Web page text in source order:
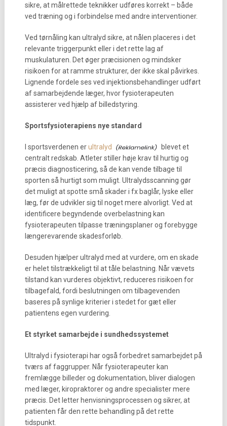
sikre, at målrettede teknikker udføres korrekt – både
ved træning og i forbindelse med andre interventioner.
Ved tørnåling kan ultralyd sikre, at nålen placeres i det
relevante triggerpunkt eller i det rette lag af
muskulaturen. Det øger præcisionen og mindsker
risikoen for at ramme strukturer, der ikke skal påvirkes.
Lignende fordele ses ved injektionsbehandlinger udført
af samarbejdende læger, hvor fysioterapeuten
assisterer ved hjælp af billedstyring.
Sportsfysioterapiens nye standard
I sportsverdenen erultralyd
blevet et
centralt redskab. Atleter stiller høje krav til hurtig og
præcis diagnosticering, så de kan vende tilbage til
sporten så hurtigt som muligt. Ultralydsscanning gør
det muligt at spotte små skader i fx baglår, lyske eller
læg, før de udvikler sig til noget mere alvorligt. Ved at
identificere begyndende overbelastning kan
fysioterapeuten tilpasse træningsplaner og forebygge
længerevarende skadesforløb.
Desuden hjælper ultralyd med at vurdere, om en skade
er helet tilstrækkeligt til at tåle belastning. Når vævets
tilstand kan vurderes objektivt, reduceres risikoen for
tilbagefald, fordi beslutningen om tilbagevenden
baseres på synlige kriterier i stedet for gæt eller
patientens egen vurdering.
Et styrket samarbejde i sundhedssystemet
Ultralyd i fysioterapi har også forbedret samarbejdet på
tværs af faggrupper. Når fysioterapeuter kan
fremlægge billeder og dokumentation, bliver dialogen
med læger, kiropraktorer og andre specialister mere
præcis. Det letter henvisningsprocessen og sikrer, at
patienten får den rette behandling på det rette
tidspunkt.